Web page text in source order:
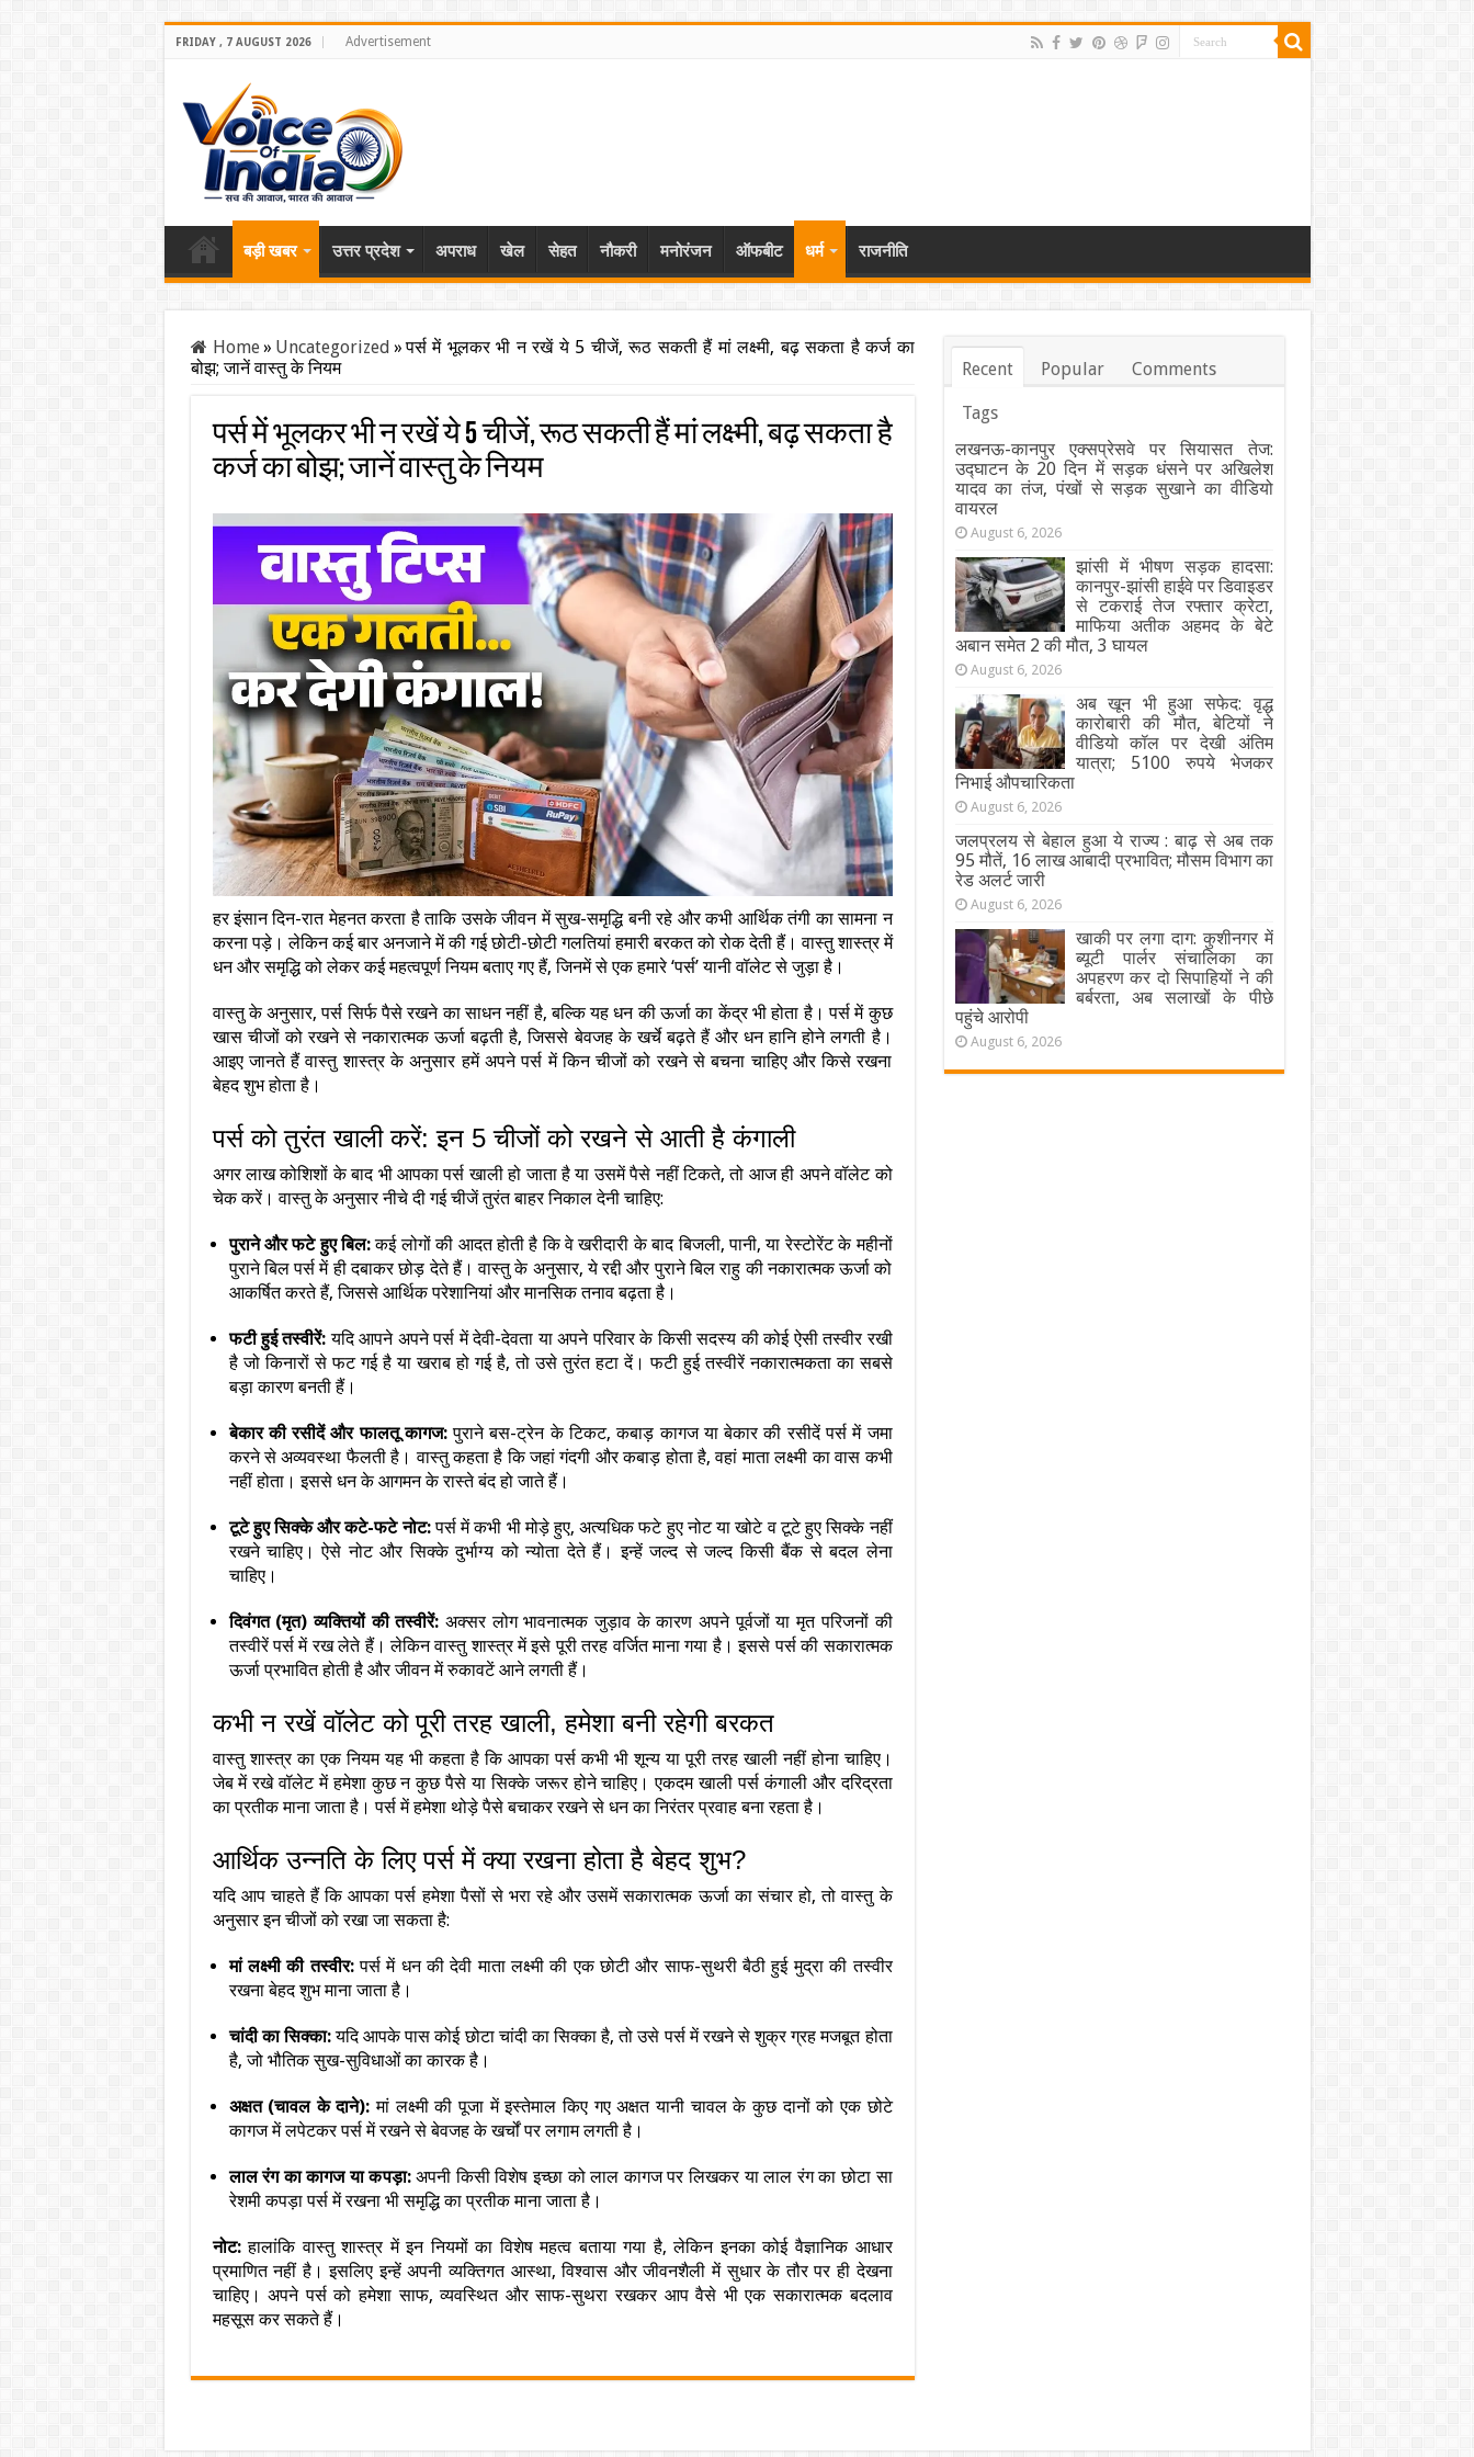
FRIDAY , 7 AUGUST 2026 Advertisement
बड़ी खबर उत्तर प्रदेश अपराध खेल सेहत नौकरी मनोरंजन ऑफबीट धर्म राजनीति
Home» Uncategorized » पर्स में भूलकर भी न रखें ये 5 चीजें, रूठ सकती हैं मां लक्ष्मी, बढ़ सकता है कर्ज का
बोझ; जानें वास्तु के नियम
पर्स में भूलकर भी न रखें ये 5 चीजें, रूठ सकती हैं मां लक्ष्मी, बढ़ सकता है
कर्ज का बोझ; जानें वास्तु के नियम
हर इंसान दिन-रात मेहनत करता है ताकि उसके जीवन में सुख-समृद्धि बनी रहे और कभी आर्थिक तंगी का सामना न
करना पड़े। लेकिन कई बार अनजाने में की गई छोटी-छोटी गलतियां हमारी बरकत को रोक देती हैं। वास्तु शास्त्र में
धन और समृद्धि को लेकर कई महत्वपूर्ण नियम बताए गए हैं, जिनमें से एक हमारे ‘पर्स’ यानी वॉलेट से जुड़ा है।
वास्तु के अनुसार, पर्स सिर्फ पैसे रखने का साधन नहीं है, बल्कि यह धन की ऊर्जा का केंद्र भी होता है। पर्स में कुछ
खास चीजों को रखने से नकारात्मक ऊर्जा बढ़ती है, जिससे बेवजह के खर्चे बढ़ते हैं और धन हानि होने लगती है।
आइए जानते हैं वास्तु शास्त्र के अनुसार हमें अपने पर्स में किन चीजों को रखने से बचना चाहिए और किसे रखना
बेहद शुभ होता है।
पर्स को तुरंत खाली करें: इन 5 चीजों को रखने से आती है कंगाली
अगर लाख कोशिशों के बाद भी आपका पर्स खाली हो जाता है या उसमें पैसे नहीं टिकते, तो आज ही अपने वॉलेट को
चेक करें। वास्तु के अनुसार नीचे दी गई चीजें तुरंत बाहर निकाल देनी चाहिए:
पुराने और फटे हुए बिल:कई लोगों की आदत होती है कि वे खरीदारी के बाद बिजली, पानी, या रेस्टोरेंट के महीनों
पुराने बिल पर्स में ही दबाकर छोड़ देते हैं। वास्तु के अनुसार, ये रद्दी और पुराने बिल राहु की नकारात्मक ऊर्जा को
आकर्षित करते हैं, जिससे आर्थिक परेशानियां और मानसिक तनाव बढ़ता है।
फटी हुई तस्वीरें: यदि आपने अपने पर्स में देवी-देवता या अपने परिवार के किसी सदस्य की कोई ऐसी तस्वीर रखी
है जो किनारों से फट गई है या खराब हो गई है, तो उसे तुरंत हटा दें। फटी हुई तस्वीरें नकारात्मकता का सबसे
बड़ा कारण बनती हैं।
बेकार की रसीदें और फालतू कागज:पुराने बस-ट्रेन के टिकट, कबाड़ कागज या बेकार की रसीदें पर्स में जमा
करने से अव्यवस्था फैलती है। वास्तु कहता है कि जहां गंदगी और कबाड़ होता है, वहां माता लक्ष्मी का वास कभी
नहीं होता। इससे धन के आगमन के रास्ते बंद हो जाते हैं।
टूटे हुए सिक्के और कटे-फटे नोट:पर्स में कभी भी मोड़े हुए, अत्यधिक फटे हुए नोट या खोटे व टूटे हुए सिक्के नहीं
रखने चाहिए। ऐसे नोट और सिक्के दुर्भाग्य को न्योता देते हैं। इन्हें जल्द से जल्द किसी बैंक से बदल लेना
चाहिए।
दिवंगत (मृत) व्यक्तियों की तस्वीरें: अक्सर लोग भावनात्मक जुड़ाव के कारण अपने पूर्वजों या मृत परिजनों की
तस्वीरें पर्स में रख लेते हैं। लेकिन वास्तु शास्त्र में इसे पूरी तरह वर्जित माना गया है। इससे पर्स की सकारात्मक
ऊर्जा प्रभावित होती है और जीवन में रुकावटें आने लगती हैं।
कभी न रखें वॉलेट को पूरी तरह खाली, हमेशा बनी रहेगी बरकत
वास्तु शास्त्र का एक नियम यह भी कहता है कि आपका पर्स कभी भी शून्य या पूरी तरह खाली नहीं होना चाहिए।
जेब में रखे वॉलेट में हमेशा कुछ न कुछ पैसे या सिक्के जरूर होने चाहिए। एकदम खाली पर्स कंगाली और दरिद्रता
का प्रतीक माना जाता है। पर्स में हमेशा थोड़े पैसे बचाकर रखने से धन का निरंतर प्रवाह बना रहता है।
आर्थिक उन्नति के लिए पर्स में क्या रखना होता है बेहद शुभ?
यदि आप चाहते हैं कि आपका पर्स हमेशा पैसों से भरा रहे और उसमें सकारात्मक ऊर्जा का संचार हो, तो वास्तु के
अनुसार इन चीजों को रखा जा सकता है:
मां लक्ष्मी की तस्वीर:पर्स में धन की देवी माता लक्ष्मी की एक छोटी और साफ-सुथरी बैठी हुई मुद्रा की तस्वीर
रखना बेहद शुभ माना जाता है।
चांदी का सिक्का:यदि आपके पास कोई छोटा चांदी का सिक्का है, तो उसे पर्स में रखने से शुक्र ग्रह मजबूत होता
है, जो भौतिक सुख-सुविधाओं का कारक है।
अक्षत (चावल के दाने): मां लक्ष्मी की पूजा में इस्तेमाल किए गए अक्षत यानी चावल के कुछ दानों को एक छोटे
कागज में लपेटकर पर्स में रखने से बेवजह के खर्चों पर लगाम लगती है।
लाल रंग का कागज या कपड़ा:अपनी किसी विशेष इच्छा को लाल कागज पर लिखकर या लाल रंग का छोटा सा
रेशमी कपड़ा पर्स में रखना भी समृद्धि का प्रतीक माना जाता है।
नोट:हालांकि वास्तु शास्त्र में इन नियमों का विशेष महत्व बताया गया है, लेकिन इनका कोई वैज्ञानिक आधार
प्रमाणित नहीं है। इसलिए इन्हें अपनी व्यक्तिगत आस्था, विश्वास और जीवनशैली में सुधार के तौर पर ही देखना
चाहिए। अपने पर्स को हमेशा साफ, व्यवस्थित और साफ-सुथरा रखकर आप वैसे भी एक सकारात्मक बदलाव
महसूस कर सकते हैं।
Recent Popular Comments
Tags
लखनऊ-कानपुर एक्सप्रेसवे पर सियासत तेज:
उद्घाटन के 20 दिन में सड़क धंसने पर अखिलेश
यादव का तंज, पंखों से सड़क सुखाने का वीडियो
वायरल
August 6, 2026
झांसी में भीषण सड़क हादसा:
कानपुर-झांसी हाईवे पर डिवाइडर
से टकराई तेज रफ्तार क्रेटा,
माफिया अतीक अहमद के बेटे
अबान समेत 2 की मौत, 3 घायल
August 6, 2026
अब खून भी हुआ सफेद: वृद्ध
कारोबारी की मौत, बेटियों ने
वीडियो कॉल पर देखी अंतिम
यात्रा; 5100 रुपये भेजकर
निभाई औपचारिकता
August 6, 2026
जलप्रलय से बेहाल हुआ ये राज्य : बाढ़ से अब तक
95 मौतें, 16 लाख आबादी प्रभावित; मौसम विभाग का
रेड अलर्ट जारी
August 6, 2026
खाकी पर लगा दाग: कुशीनगर में
ब्यूटी पार्लर संचालिका का
अपहरण कर दो सिपाहियों ने की
बर्बरता, अब सलाखों के पीछे
पहुंचे आरोपी
August 6, 2026